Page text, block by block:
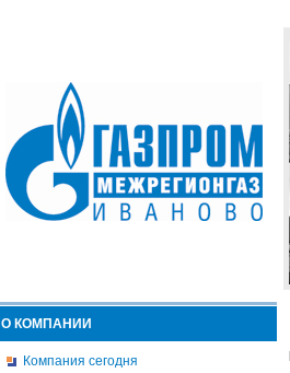
О КОМПАНИИ
Компания сегодня